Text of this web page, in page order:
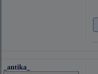
_antika_